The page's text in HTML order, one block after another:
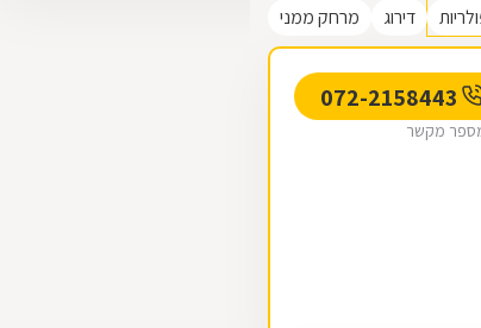
דירוג מרחק ממני
מקשר